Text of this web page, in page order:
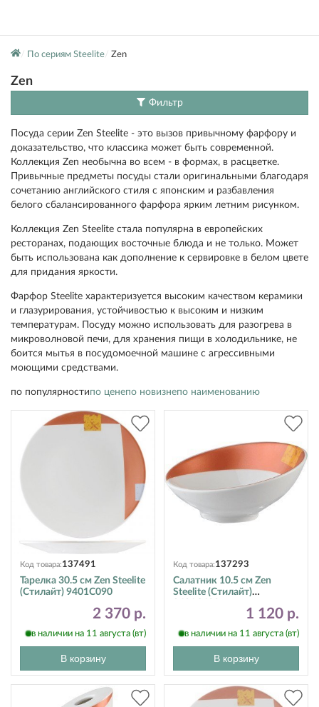
По сериям Steelite Zen
Zen
Фильтр
Посуда серии Zen Steelite - это вызов привычному фарфору и
доказательство, что классика может быть современной.
Коллекция Zen необычна во всем - в формах, в расцветке.
Привычные предметы посуды стали оригинальными благодаря
сочетанию английского стиля с японским и разбавления
белого сбалансированного фарфора ярким летним рисунком.
Коллекция Zen Steelite стала популярна в европейских
ресторанах, подающих восточные блюда и не только. Может
быть использована как дополнение к сервировке в белом цвете
для придания яркости.
Фарфор Steelite характеризуется высоким качеством керамики
и глазурирования, устойчивостью к высоким и низким
температурам. Посуду можно использовать для разогрева в
микроволновой печи, для хранения пищи в холодильнике, не
боится мытья в посудомоечной машине с агрессивными
моющими средствами.
по популярностипо ценепо новизнепо наименованию
Код товара:137491
Тарелка 30.5 см Zen Steelite
(Стилайт) 9401C090
2 370 р.
в наличии на 11 августа (вт)
В корзину
Код товара:137293
Салатник 10.5 см Zen
Steelite (Стилайт)
1 120 р.
в наличии на 11 августа (вт)
В корзину